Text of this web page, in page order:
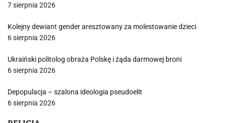
7 sierpnia 2026
Kolejny dewiant gender aresztowany za molestowanie dzieci
6 sierpnia 2026
Ukraiński politolog obraża Polskę i żąda darmowej broni
6 sierpnia 2026
Depopulacja – szalona ideologia pseudoelit
6 sierpnia 2026